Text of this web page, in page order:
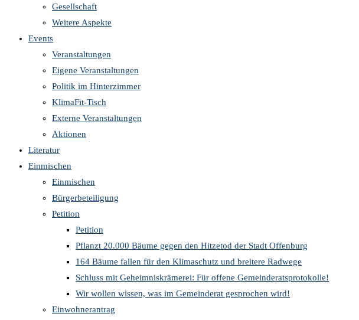
Gesellschaft
Weitere Aspekte
Events
Veranstaltungen
Eigene Veranstaltungen
Politik im Hinterzimmer
KlimaFit-Tisch
Externe Veranstaltungen
Aktionen
Literatur
Einmischen
Einmischen
Bürgerbeteiligung
Petition
Petition
Pflanzt 20.000 Bäume gegen den Hitzetod der Stadt Offenburg
164 Bäume fallen für den Klimaschutz und breitere Radwege
Schluss mit Geheimniskrämerei: Für offene Gemeinderatsprotokolle!
Wir wollen wissen, was im Gemeinderat gesprochen wird!
Einwohnerantrag